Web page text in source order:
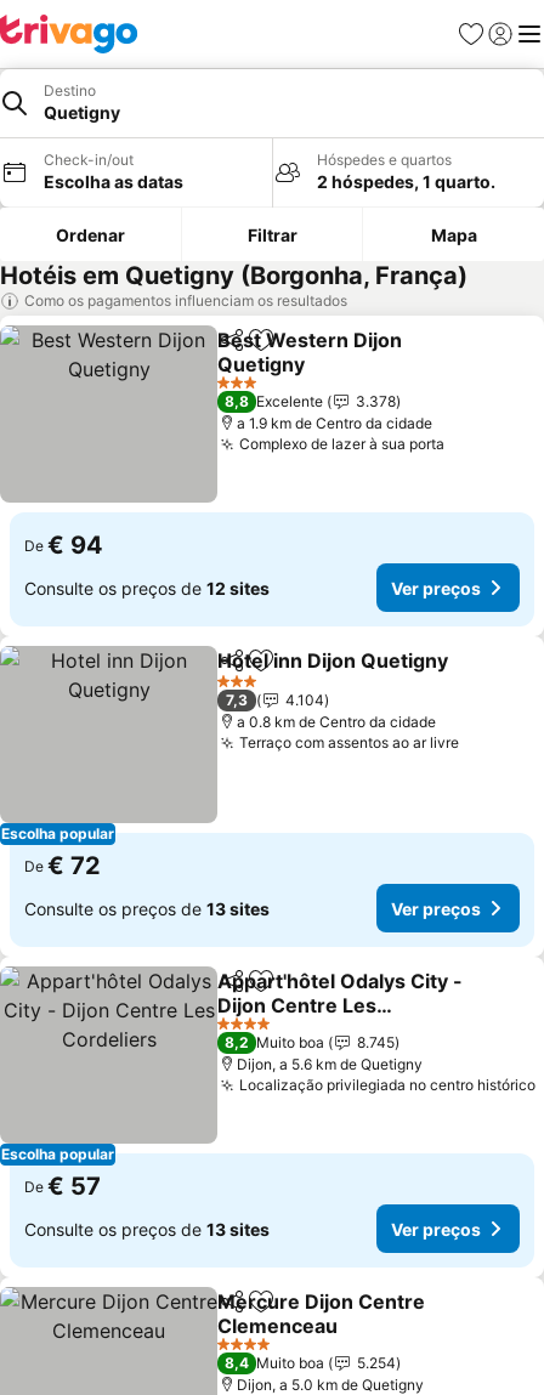
Favoritos
Iniciar
Destino
Quetigny
Check-in/out
Escolha as datas
Hóspedes e quartos
2 hóspedes, 1 quarto.
Ordenar Filtrar Mapa
Hotéis em Quetigny (Borgonha, França)
Como os pagamentos influenciam os resultados
PartilharAdicionar aos favoritos
Best Western Dijon
Quetigny
3 Estrelas
8,8 Excelente
3.378
a 1.9 km de Centro da cidade
Complexo de lazer à sua porta
De € 94
Consulte os preços de 12 sites Ver preços
Escolha popular
PartilharAdicionar aos favoritos
Hotel inn Dijon Quetigny
3 Estrelas
7,3
4.104
a 0.8 km de Centro da cidade
Terraço com assentos ao ar livre
De € 72
Consulte os preços de 13 sites Ver preços
Escolha popular
PartilharAdicionar aos favoritos
Appart'hôtel Odalys City -
Dijon Centre Les
Cordeliers
4 Estrelas
8,2 Muito boa
8.745
Dijon, a 5.6 km de Quetigny
Localização privilegiada no centro histórico
De € 57
Consulte os preços de 13 sites Ver preços
PartilharAdicionar aos favoritos
Mercure Dijon Centre
Clemenceau
4 Estrelas
8,4 Muito boa
5.254
Dijon, a 5.0 km de Quetigny